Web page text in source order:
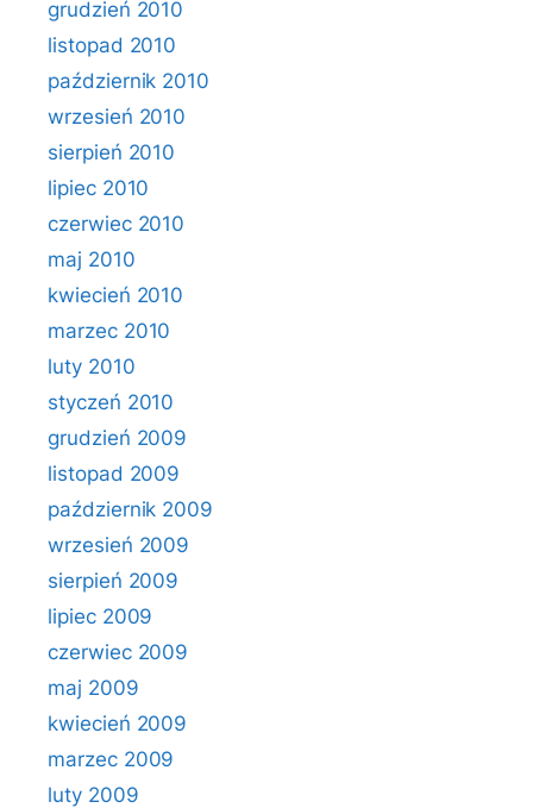
grudzień 2010
listopad 2010
październik 2010
wrzesień 2010
sierpień 2010
lipiec 2010
czerwiec 2010
maj 2010
kwiecień 2010
marzec 2010
luty 2010
styczeń 2010
grudzień 2009
listopad 2009
październik 2009
wrzesień 2009
sierpień 2009
lipiec 2009
czerwiec 2009
maj 2009
kwiecień 2009
marzec 2009
luty 2009